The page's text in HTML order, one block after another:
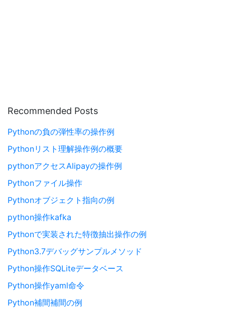
Recommended Posts
Pythonの負の弾性率の操作例
Pythonリスト理解操作例の概要
pythonアクセスAlipayの操作例
Pythonファイル操作
Pythonオブジェクト指向の例
python操作kafka
Pythonで実装された特徴抽出操作の例
Python3.7デバッグサンプルメソッド
Python操作SQLiteデータベース
Python操作yaml命令
Python補間補間の例